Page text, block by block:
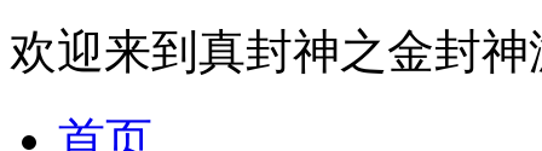
欢迎来到真封神之金封
首页